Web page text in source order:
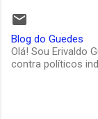
Blog do Guedes
Olá! Sou Erivaldo
contra políticos